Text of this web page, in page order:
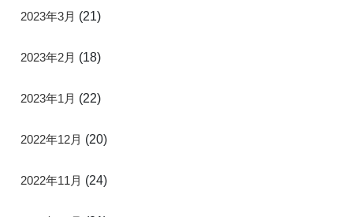
2023年3月 (21)
2023年2月 (18)
2023年1月 (22)
2022年12月 (20)
2022年11月 (24)